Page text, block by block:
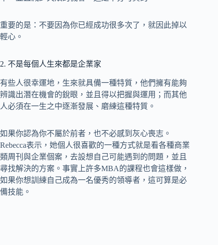
重要的是：不要因為你已經成功很多次了，就因此掉以
輕心。
2. 不是每個人生來都是企業家
有些人很幸運地，生來就具備一種特質，他們擁有能夠
辨識出潛在機會的銳眼，並且得以把握與運用；而其他
人必須在一生之中逐漸發展、磨練這種特質。
如果你認為你不屬於前者，也不必感到灰心喪志。
Rebecca表示，她個人很喜歡的一種方式就是看各種商業
類周刊與企業個案，去設想自己可能遇到的問題，並且
尋找解決的方案。事實上許多MBA的課程也會這樣做，
如果你想訓練自己成為一名優秀的領導者，這可算是必
備技能。